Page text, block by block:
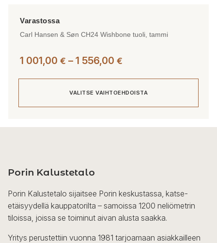
Carl Hansen & Søn CH24 Wishbone tuoli, tammi
1 001,00 € – 1 556,00 €
-
1
VALITSE VAIHTOEHDOISTA
muunnelma.
tehdä
valinnat
tuotteen
sivulla.
Porin Kalustetalo
Porin Kalustetalo sijaitsee Porin keskustassa, katse-
etäisyydellä kauppatorilta – samoissa 1200 neliömetrin
tiloissa, joissa se toiminut aivan alusta saakka.
Yritys perustettiin vuonna 1981 tarjoamaan asiakkailleen